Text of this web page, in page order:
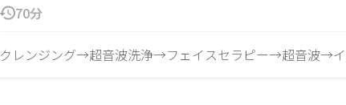
70分
クレンジング→超音波洗浄→フェイスセラピー→超音波→